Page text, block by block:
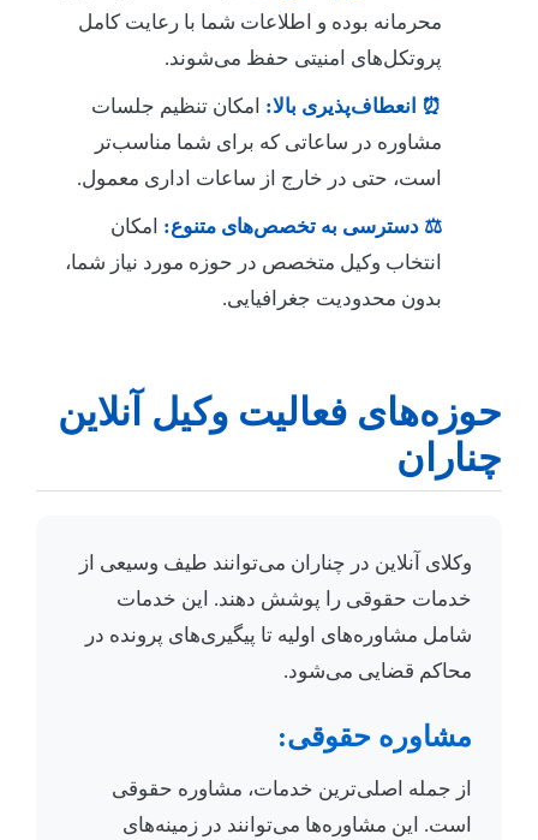
محرمانه بوده و اطلاعات شما با رعایت کامل
پروتکل‌های امنیتی حفظ می‌شوند.
⏰ انعطاف‌پذیری بالا: امکان تنظیم جلسات
مشاوره در ساعاتی که برای شما مناسب‌تر
است، حتی در خارج از ساعات اداری معمول.
⚖️ دسترسی به تخصص‌های متنوع: امکان
انتخاب وکیل متخصص در حوزه مورد نیاز شما،
بدون محدودیت جغرافیایی.
حوزه‌های فعالیت وکیل آنلاین
چناران
وکلای آنلاین در چناران می‌توانند طیف وسیعی از
خدمات حقوقی را پوشش دهند. این خدمات
شامل مشاوره‌های اولیه تا پیگیری‌های پرونده در
محاکم قضایی می‌شود.
مشاوره حقوقی:
از جمله اصلی‌ترین خدمات، مشاوره حقوقی
است. این مشاوره‌ها می‌توانند در زمینه‌های